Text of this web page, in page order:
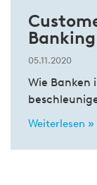
Banking
05.11.2020
Wie Banken
Weiterlesen »